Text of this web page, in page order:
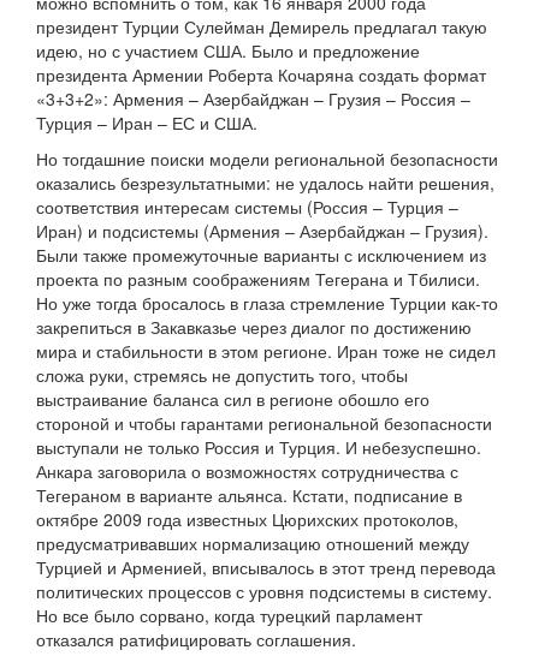
президент Турции Сулейман Демирель предлагал такую
идею, но с участием США. Было и предложение
президента Армении Роберта Кочаряна создать формат
«3+3+2»: Армения – Азербайджан – Грузия – Россия –
Турция – Иран – ЕС и США.
Но тогдашние поиски модели региональной безопасности
оказались безрезультатными: не удалось найти решения,
соответствия интересам системы (Россия – Турция –
Иран) и подсистемы (Армения – Азербайджан – Грузия).
Были также промежуточные варианты с исключением из
проекта по разным соображениям Тегерана и Тбилиси.
Но уже тогда бросалось в глаза стремление Турции как-то
закрепиться в Закавказье через диалог по достижению
мира и стабильности в этом регионе. Иран тоже не сидел
сложа руки, стремясь не допустить того, чтобы
выстраивание баланса сил в регионе обошло его
стороной и чтобы гарантами региональной безопасности
выступали не только Россия и Турция. И небезуспешно.
Анкара заговорила о возможностях сотрудничества с
Тегераном в варианте альянса. Кстати, подписание в
октябре 2009 года известных Цюрихских протоколов,
предусматривавших нормализацию отношений между
Турцией и Арменией, вписывалось в этот тренд перевода
политических процессов с уровня подсистемы в систему.
Но все было сорвано, когда турецкий парламент
отказался ратифицировать соглашения.